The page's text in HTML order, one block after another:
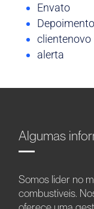
Envato
clientenovo
alerta
Algumas
Somos líder no
combustíveis.
oferece uma